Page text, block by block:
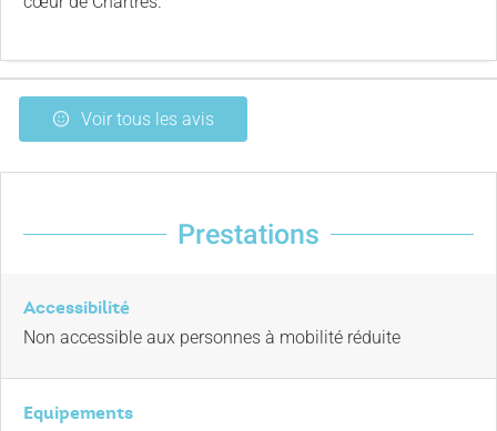
Voir tous les avis
Prestations
Accessibilité
Non accessible aux personnes à mobilité réduite
Equipements